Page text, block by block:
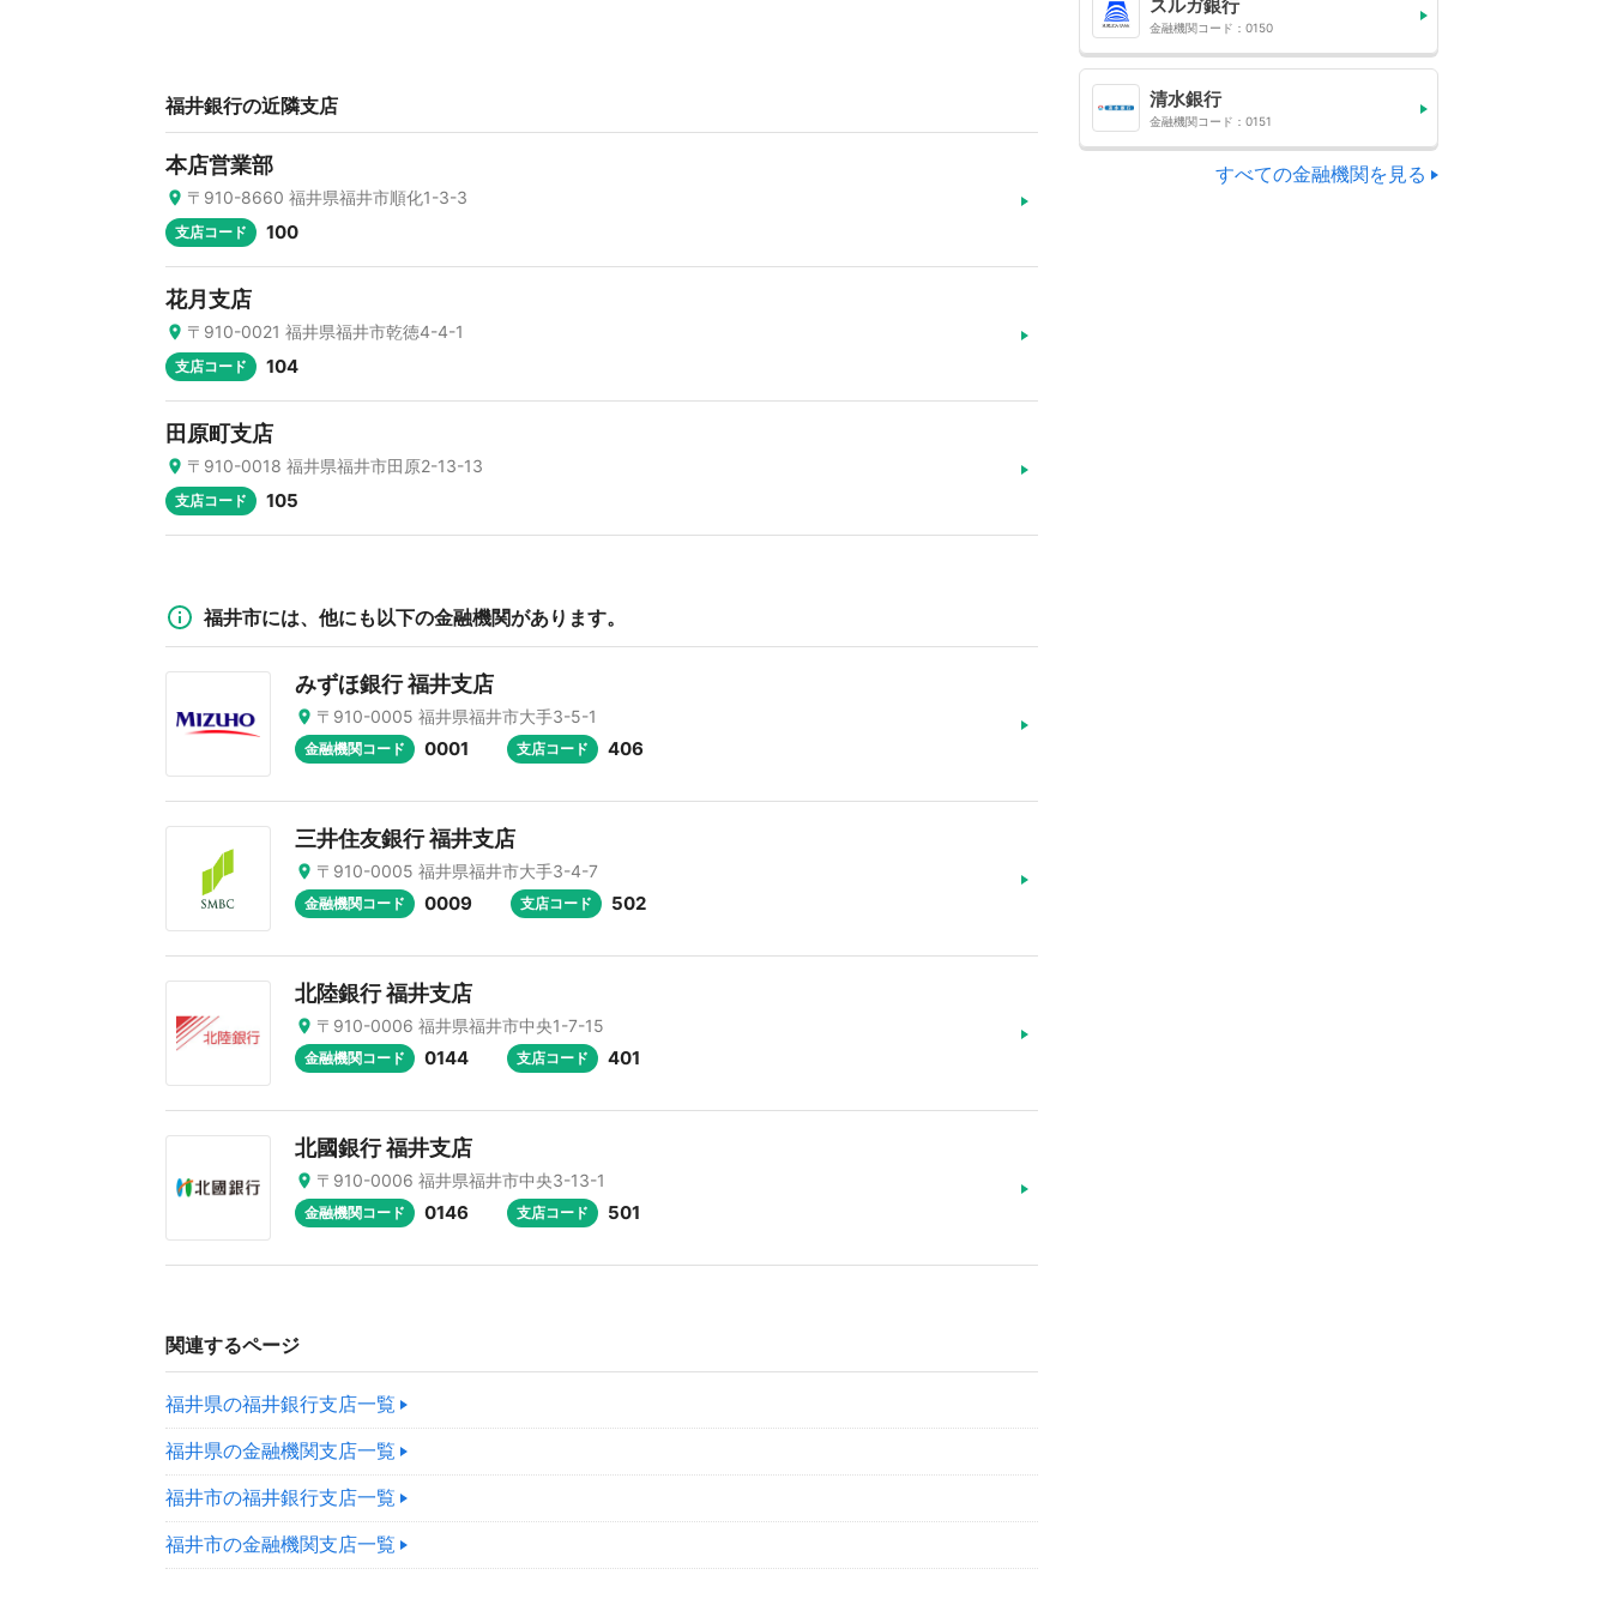
福井銀行の近隣支店
本店営業部
〒910-8660 福井県福井市順化1-3-3
支店コード 100
花月支店
〒910-0021 福井県福井市乾徳4-4-1
支店コード 104
田原町支店
〒910-0018 福井県福井市田原2-13-13
支店コード 105
福井市には、他にも以下の金融機関があります。
みずほ銀行 福井支店
〒910-0005 福井県福井市大手3-5-1
金融機関コード 0001 支店コード 406
三井住友銀行 福井支店
〒910-0005 福井県福井市大手3-4-7
金融機関コード 0009 支店コード 502
北陸銀行 福井支店
〒910-0006 福井県福井市中央1-7-15
金融機関コード 0144 支店コード 401
北國銀行 福井支店
〒910-0006 福井県福井市中央3-13-1
金融機関コード 0146 支店コード 501
関連するページ
福井県の福井銀行支店一覧
福井県の金融機関支店一覧
福井市の福井銀行支店一覧
福井市の金融機関支店一覧
スルガ銀行
金融機関コード：0150
清水銀行
金融機関コード：0151
すべての金融機関を見る